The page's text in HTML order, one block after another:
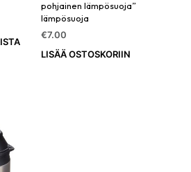
Tällä
tuotteella
pohjainen lämpösuoja”
lämpösuoja
€7.00
LISÄÄ OSTOSKORIIN